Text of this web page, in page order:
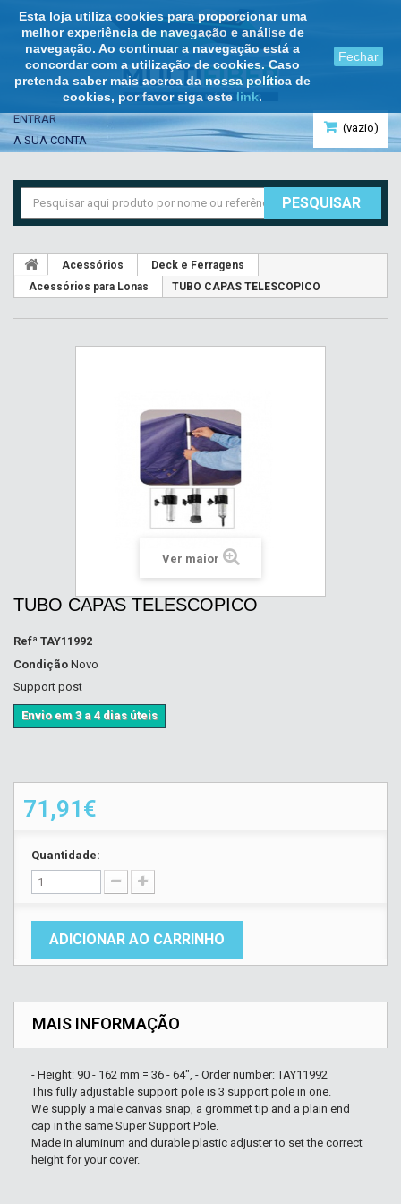
Esta loja utiliza cookies para proporcionar uma
melhor experiência de navegação e análise de
navegação. Ao continuar a navegação está a
concordar com a utilização de cookies. Caso
pretenda saber mais acerca da nossa política de
cookies, por favor siga este link.
Fechar
(vazio)
ENTRAR
A SUA CONTA
PESQUISAR
Acessórios
Deck e Ferragens
Acessórios para Lonas
TUBO CAPAS TELESCOPICO
Ver maior
TUBO CAPAS TELESCOPICO
Refª TAY11992
Condição Novo
Support post
Envio em 3 a 4 dias úteis
71,91€
Quantidade:
ADICIONAR AO CARRINHO
MAIS INFORMAÇÃO
- Height: 90 - 162 mm = 36 - 64", - Order number: TAY11992
This fully adjustable support pole is 3 support pole in one.
We supply a male canvas snap, a grommet tip and a plain end
cap in the same Super Support Pole.
Made in aluminum and durable plastic adjuster to set the correct
height for your cover.